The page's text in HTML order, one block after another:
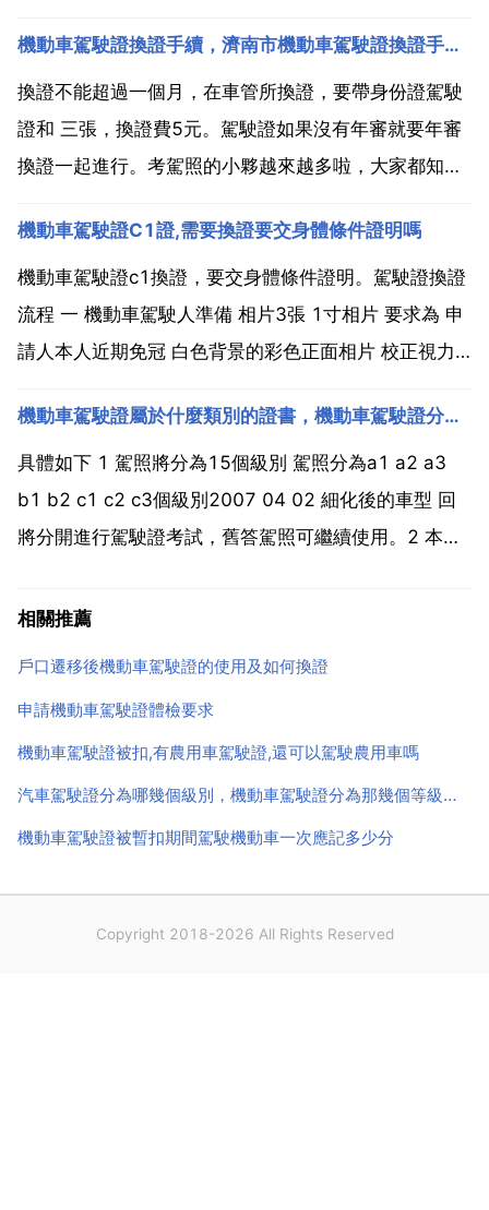
機動車駕駛證換證手續，濟南市機動車駕駛證換證手續？
換證不能超過一個月，在車管所換證，要帶身份證駕駛
證和 三張，換證費5元。駕駛證如果沒有年審就要年審
換證一起進行。考駕照的小夥越來越多啦，大家都知道
麼材料呢，聽發兔給你一一道來，哈哈。濟南市機動車
駕駛證換證手續？一 機動車駕駛人的身份證明 二 原機
動車駕...
機動車駕駛證C1證,需要換證要交身體條件證明嗎
機動車駕駛證c1換證，要交身體條件證明。駕駛證換證
流程 一 機動車駕駛人準備 相片3張 1寸相片 要求為 申
請人本人近期免冠 白色背景的彩色正面相片 校正視力
以上醫療機構出具有關身體條件的證明，證明上需貼上
醫療機構壓 蓋章 三 機動車駕駛人填寫 機...
機動車駕駛證屬於什麼類別的證書，機動車駕駛證分類有哪些？
具體如下 1 駕照將分為15個級別 駕照分為a1 a2 a3
b1 b2 c1 c2 c3個級別2007 04 02 細化後的車型 回
將分開進行駕駛證考試，舊答駕照可繼續使用。2 本報
定，推出機動車駕駛證分級制，將駕照分為a1 a2 a3
相關推薦
戶口遷移後機動車駕駛證的使用及如何換證
申請機動車駕駛證體檢要求
機動車駕駛證被扣,有農用車駕駛證,還可以駕駛農用車嗎
汽車駕駛證分為哪幾個級別，機動車駕駛證分為那幾個等級，每個等級分別可以駕駛什麼型別的車？
機動車駕駛證被暫扣期間駕駛機動車一次應記多少分
Copyright 2018-2026 All Rights Reserved